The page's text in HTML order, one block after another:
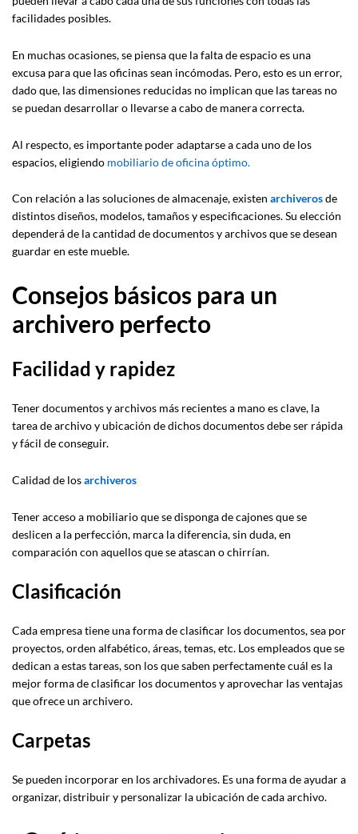
facilidades posibles.
En muchas ocasiones, se piensa que la falta de espacio es una
excusa para que las oficinas sean incómodas. Pero, esto es un error,
dado que, las dimensiones reducidas no implican que las tareas no
se puedan desarrollar o llevarse a cabo de manera correcta.
Al respecto, es importante poder adaptarse a cada uno de los
espacios, eligiendo mobiliario de oficina óptimo.
Con relación a las soluciones de almacenaje, existen archiverosde
distintos diseños, modelos, tamaños y especificaciones. Su elección
dependerá de la cantidad de documentos y archivos que se desean
guardar en este mueble.
Consejos básicos para un
archivero perfecto
Facilidad y rapidez
Tener documentos y archivos más recientes a mano es clave, la
tarea de archivo y ubicación de dichos documentos debe ser rápida
y fácil de conseguir.
Calidad de losarchiveros
Tener acceso a mobiliario que se disponga de cajones que se
deslicen a la perfección, marca la diferencia, sin duda, en
comparación con aquellos que se atascan o chirrían.
Clasificación
Cada empresa tiene una forma de clasificar los documentos, sea por
proyectos, orden alfabético, áreas, temas, etc. Los empleados que se
dedican a estas tareas, son los que saben perfectamente cuál es la
mejor forma de clasificar los documentos y aprovechar las ventajas
que ofrece un archivero.
Carpetas
Se pueden incorporar en los archivadores. Es una forma de ayudar a
organizar, distribuir y personalizar la ubicación de cada archivo.